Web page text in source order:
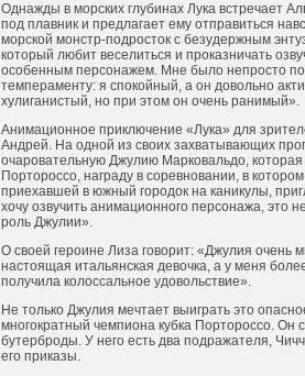
Однажды в морских глубинах Лука встречает
под плавник и предлагает ему отправиться
морской монстр-подросток с безудержным
который любит веселиться и проказничать
особенным персонажем. Мне было непросто
темпераменту: я спокойный, а он довольно
хулиганистый, но при этом он очень ранимый».
Анимационное приключение «Лука» для
Андрей. На одной из своих захватывающих
очаровательную Джулию Марковальдо, которая
Портороссо, награду в соревновании, в
приехавшей в южный городок на каникулы,
хочу озвучить анимационного персонажа, это
роль Джулии».
О своей героине Лиза говорит: «Джулия очень
настоящая итальянская девочка, а у меня
получила колоссальное удовольствие».
Не только Джулия мечтает выиграть это
многократный чемпиона кубка Портороссо. Он
бутерброды. У него есть два подражателя,
его приказы.